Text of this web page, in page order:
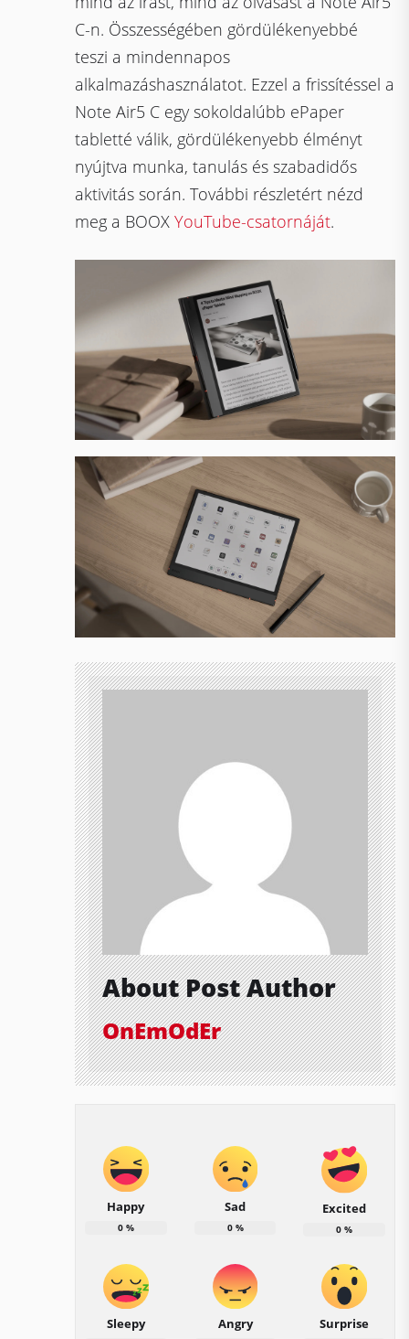
C-n. Összességében gördülékenyebbé
teszi a mindennapos
alkalmazáshasználatot. Ezzel a frissítéssel a
Note Air5 C egy sokoldalúbb ePaper
tabletté válik, gördülékenyebb élményt
nyújtva munka, tanulás és szabadidős
aktivitás során. További részletért nézd
meg a BOOXYouTube-csatornáját.
About Post Author
OnEmOdEr
Happy
0%
Sad
0%
Excited
0 %
Sleepy Angry Surprise